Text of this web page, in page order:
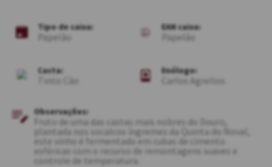
Tipo de caixa:
Papelão
EAN caixa:
Papelão
Casta:
Tinto Cão
Enólogo:
Carlos Agrellos
Observações:
Fruto de uma das castas mais nobres do Douro,
plantada nos socalcos íngremes da Quinta do Noval,
este vinho é fermentado em cubas de cimento
esféricas com o recurso de remontagens suaves e
controle de temperatura.